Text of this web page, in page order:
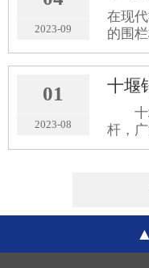
样的
问题。
2023-09
在现
的围
住宅
而，
问题
将从
01
2023-08
十堰
十堰
杆，
校、
命长
护锌